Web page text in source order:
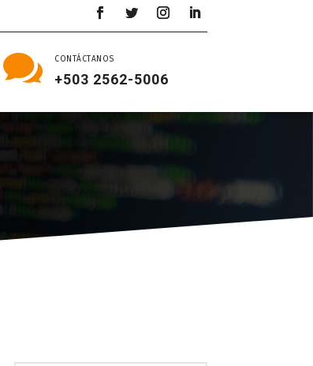
 CONTÁCTANOS
+503 2562-5006